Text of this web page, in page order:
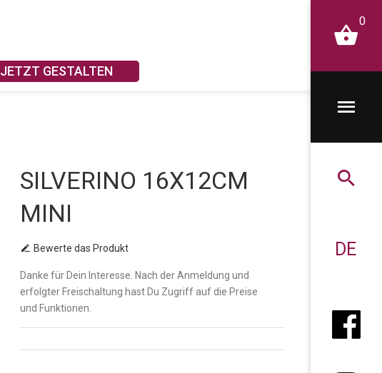
0
DE
JETZT GESTALTEN
SILVERINO 16X12CM
MINI
Bewerte das Produkt
Danke für Dein Interesse. Nach der Anmeldung und
erfolgter Freischaltung hast Du Zugriff auf die Preise
und Funktionen.